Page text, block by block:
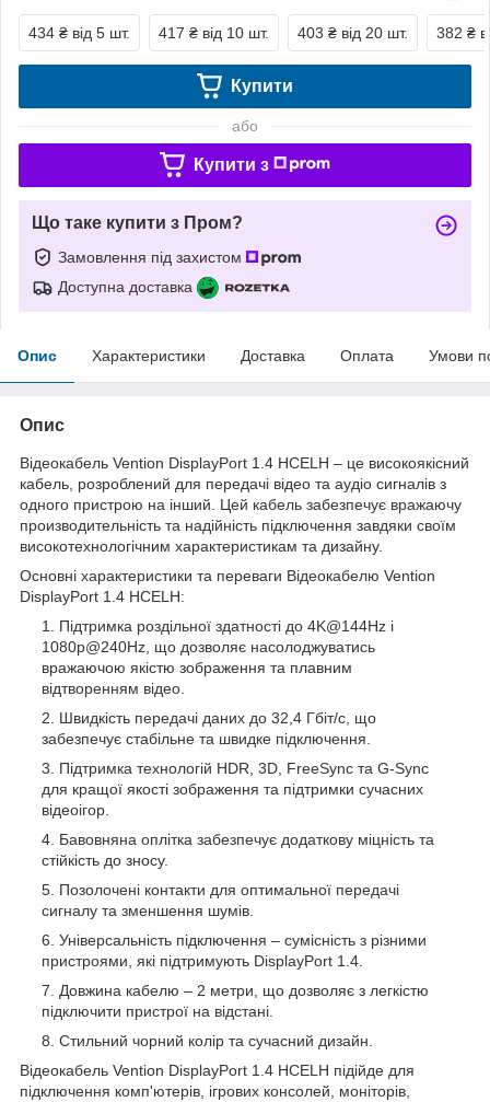
434 ₴ від 5 шт. 417 ₴ від 10 шт. 403 ₴ від 20 шт. 382 ₴
Купити
або
Купити з
Що таке купити з Пром?
Замовлення під захистом
Доступна доставка
Опис Характеристики Доставка Оплата Умови
Опис
Відеокабель Vention DisplayPort 1.4 HCELH – це високоякісний
кабель, розроблений для передачі відео та аудіо сигналів з
одного пристрою на інший. Цей кабель забезпечує вражаючу
производительність та надійність підключення завдяки своїм
високотехнологічним характеристикам та дизайну.
Основні характеристики та переваги Відеокабелю Vention
DisplayPort 1.4 HCELH:
Підтримка роздільної здатності до 4K@144Hz і
1080p@240Hz, що дозволяє насолоджуватись
вражаючою якістю зображення та плавним
відтворенням відео.
Швидкість передачі даних до 32,4 Гбіт/с, що
забезпечує стабільне та швидке підключення.
Підтримка технологій HDR, 3D, FreeSync та G-Sync
для кращої якості зображення та підтримки сучасних
відеоігор.
Бавовняна оплітка забезпечує додаткову міцність та
стійкість до зносу.
Позолочені контакти для оптимальної передачі
сигналу та зменшення шумів.
Універсальність підключення – сумісність з різними
пристроями, які підтримують DisplayPort 1.4.
Довжина кабелю – 2 метри, що дозволяє з легкістю
підключити пристрої на відстані.
Стильний чорний колір та сучасний дизайн.
Відеокабель Vention DisplayPort 1.4 HCELH підійде для
підключення комп'ютерів, ігрових консолей, моніторів,